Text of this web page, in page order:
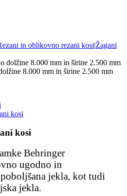
in oblikovno rezani kosi|Žagani
8.000 mm in širine 2.500 mm
kosi
kosi
Behringer
ugodno in
jekla, kot tudi
jekla.